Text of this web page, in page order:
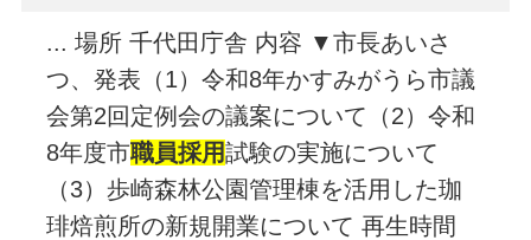
... 場所 千代田庁舎 内容 ▼市長あいさ
つ、発表（1）令和8年かすみがうら市議
会第2回定例会の議案について（2）令和
8年度市職員採用試験の実施について
（3）歩崎森林公園管理棟を活用した珈
琲焙煎所の新規開業について 再生時間